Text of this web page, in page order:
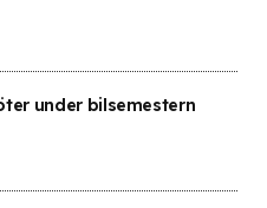
under bilsemestern